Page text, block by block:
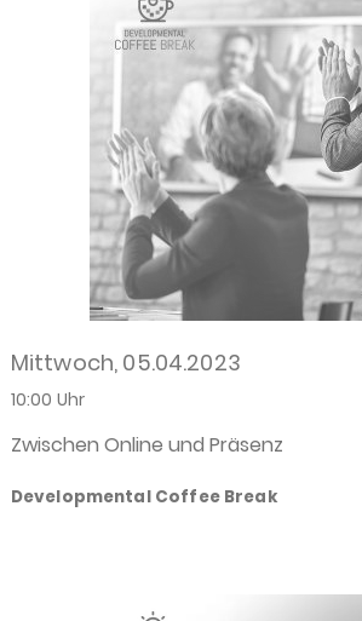
Mittwoch, 05.04.2023
10:00 Uhr
Zwischen Online und Präsenz
Developmental Coffee Break